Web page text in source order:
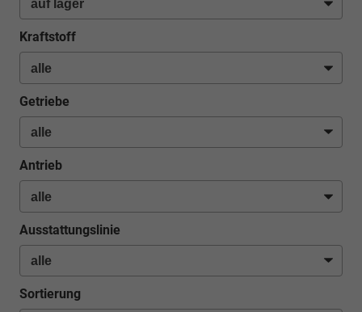
Kraftstoff
Getriebe
Antrieb
Ausstattungslinie
Sortierung